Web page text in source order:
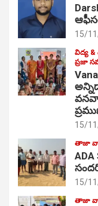
15/
విద్య
ప్రజా
15/
తాజా
15/
తాజా